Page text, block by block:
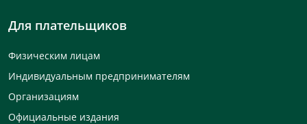
Для плательщиков
Физическим лицам
Индивидуальным предпринимателям
Организациям
Официальные издания